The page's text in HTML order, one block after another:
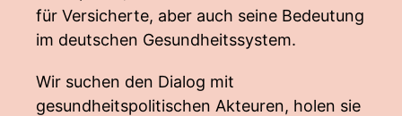
für Versicherte, aber auch seine Bedeutung
im deutschen Gesundheitssystem.
Wir suchen den Dialog mit
gesundheitspolitischen Akteuren, holen sie